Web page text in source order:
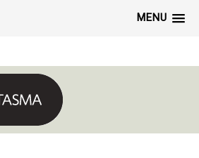
MENU